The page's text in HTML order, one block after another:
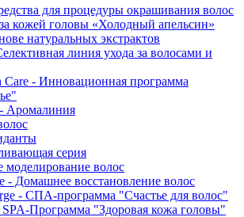
для процедуры окрашивания волос
кожей головы «Холодный апельсин»
натуральных экстрактов
линия ухода за волосами и
- Инновационная программа
Аромалиния
серия
моделирование волос
- Домашнее восстановление волос
- СПА-программа "Счастье для волос"
Программа "Здоровая кожа головы"